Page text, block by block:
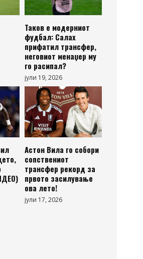
Таков е модерниот
фудбал: Салах
прифатил трансфер,
неговиот менаџер му
го расипал?
јули 19, 2026
Астон Вила го собори
сопствениот
трансфер рекорд за
првото засилување
ова лето!
јули 17, 2026